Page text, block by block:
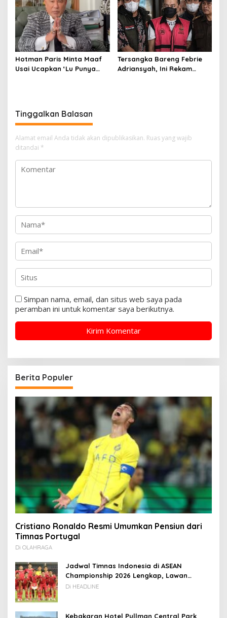
Hotman Paris Minta Maaf
Usai Ucapkan ‘Lu Punya
Tersangka Bareng Febrie
Adriansyah, Ini Rekam
Tinggalkan Balasan
Alamat email Anda tidak akan dipublikasikan. Ruas yang wajib
ditandai *
Simpan nama, email, dan situs web saya pada
peramban ini untuk komentar saya berikutnya.
Berita Populer
Cristiano Ronaldo Resmi Umumkan Pensiun dari
Timnas Portugal
Di OLAHRAGA
Jadwal Timnas Indonesia di ASEAN
Championship 2026 Lengkap, Lawan
Kamboja hingga Vietnam
Di HEADLINE
Kebakaran Hotel Pullman Central Park